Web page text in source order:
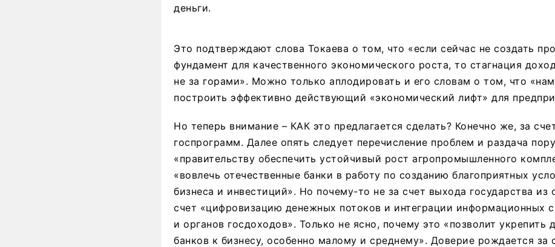
деньги.
Это подтверждают слова Токаева о том, что «если сейчас не создать
фундамент для качественного экономического роста, то стагнация
не за горами». Можно только аплодировать и его словам о том, что
построить эффективно действующий «экономический лифт» для
Но теперь внимание – КАК это предлагается сделать? Конечно же, за
госпрограмм. Далее опять следует перечисление проблем и раздача
«правительству обеспечить устойчивый рост агропромышленного
«вовлечь отечественные банки в работу по созданию благоприятных
бизнеса и инвестиций». Но почему-то не за счет выхода государства из
счет «цифровизацию денежных потоков и интеграции информационных
и органов госдоходов». Только не ясно, почему это «позволит укрепить
банков к бизнесу, особенно малому и среднему». Доверие рождается за